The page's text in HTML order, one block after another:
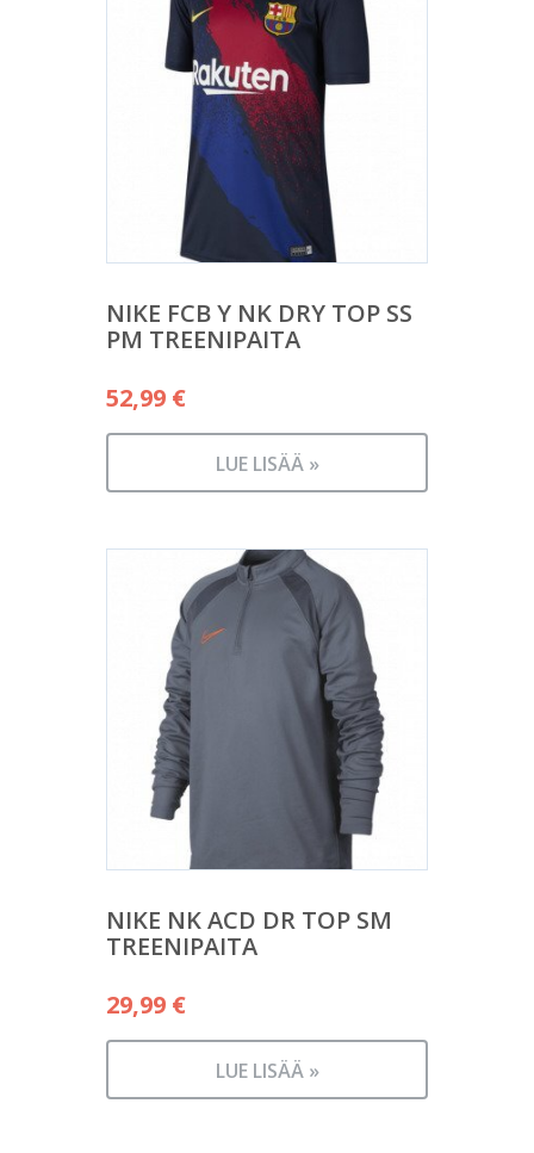
NIKE FCB Y NK DRY TOP SS
PM TREENIPAITA
52,99 €
LUE LISÄÄ »
NIKE NK ACD DR TOP SM
TREENIPAITA
29,99 €
LUE LISÄÄ »